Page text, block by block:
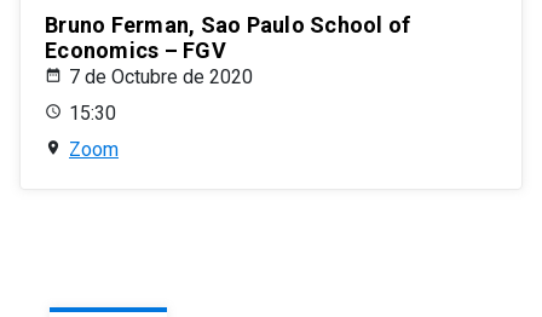
Bruno Ferman, Sao Paulo School of
Economics – FGV
7 de Octubre de 2020
15:30
Zoom